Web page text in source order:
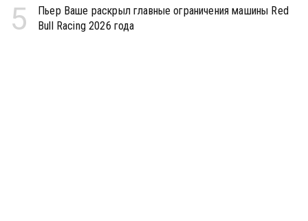
5
Пьер Ваше раскрыл главные ограничения машины Red
Bull Racing 2026 года